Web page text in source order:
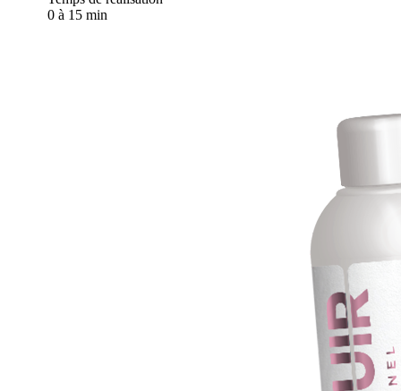
0 à 15 min